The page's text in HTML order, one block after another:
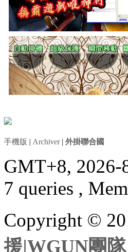
手機版 | Archiver| 外掛聯合國
GMT+8, 2026-
7 queries ,
Copyright ©
援|WGUN團隊